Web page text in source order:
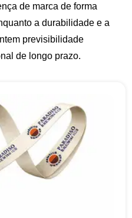
de marca de forma
a durabilidade e a
previsibilidade
de longo prazo.